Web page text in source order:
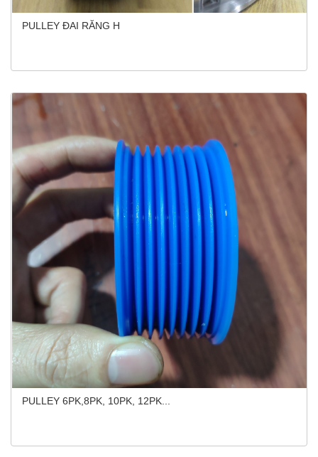
PULLEY ĐAI RĂNG H
PULLEY 6PK,8PK, 10PK, 12PK...